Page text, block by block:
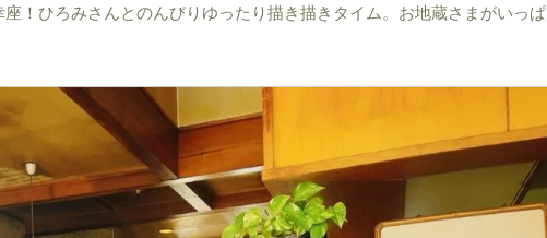
！ひろみさんとのんびりゆったり描き描きタイム。お地蔵さまがいっぱ